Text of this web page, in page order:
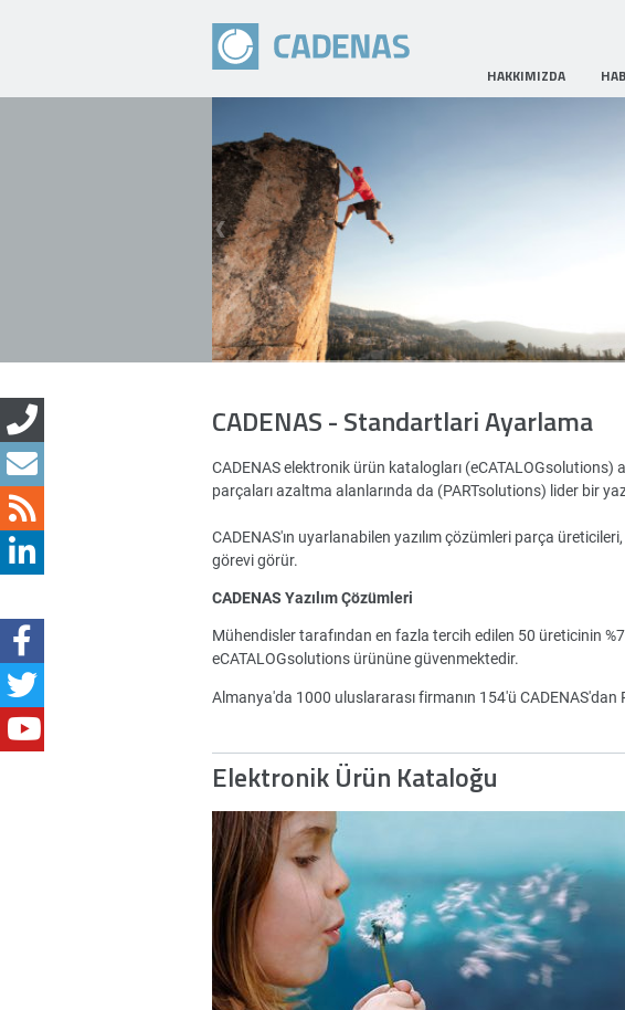
HAKKIMIZDA
CADENAS - Standartlari Ayarlama
CADENAS elektronik ürün katalogları
parçaları azaltma alanlarında da (PARTsolutions) lider bir
CADENAS'ın uyarlanabilen yazılım çözümleri parça
görevi görür.
CADENAS Yazılım Çözümleri
Mühendisler tarafından en fazla tercih edilen 50 üreticinin
eCATALOGsolutions ürününe güvenmektedir.
Almanya'da 1000 uluslararası firmanın 154'ü
Elektronik Ürün Kataloğu